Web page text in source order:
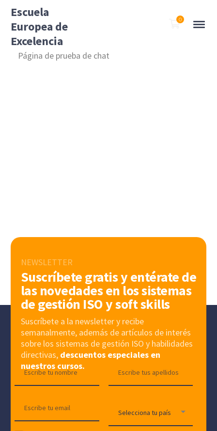
Escuela
Europea de
Excelencia
0
Página de prueba de chat
NEWSLETTER
Suscríbete gratis y entérate de
las novedades en los sistemas
de gestión ISO y soft skills
Suscríbete a la newsletter y recibe
semanalmente, además de artículos de interés
sobre los sistemas de gestión ISO y habilidades
directivas, descuentos especiales en
nuestros cursos.